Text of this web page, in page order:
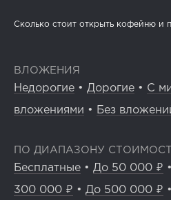
Сколько стоит открыть кофейню и
ВЛОЖЕНИЯ
Недорогие • Дорогие • С
вложениями • Без
ПО ДИАПАЗОНУ
Бесплатные • До 50 000 ₽ •
300 000 ₽ • До 500 000 ₽ •